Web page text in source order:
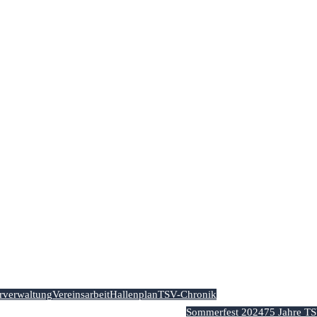
VereinsarbeitHallenplanTSV-Chronik
Sommerfest 202475 Jahre